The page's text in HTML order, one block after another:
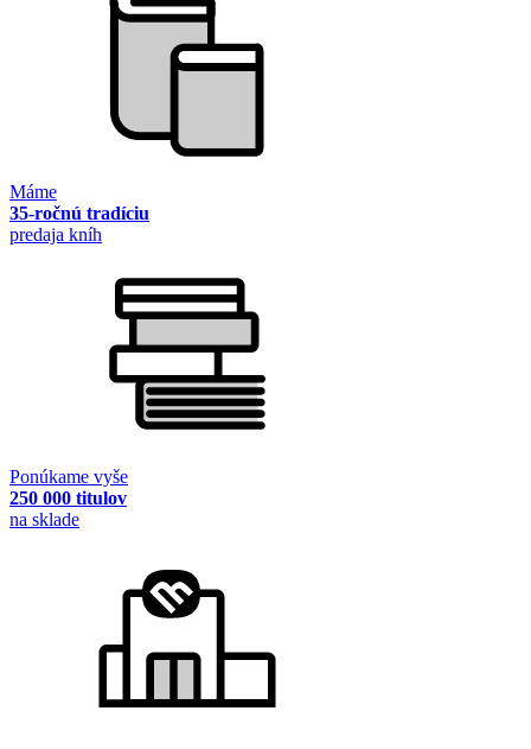
Máme
35-ročnú tradíciu
predaja kníh
Ponúkame vyše
250 000 titulov
na sklade